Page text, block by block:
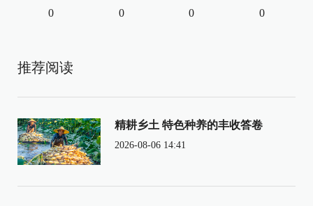
0 0 0 0
推荐阅读
精耕乡土 特色种养的丰收答卷
2026-08-06 14:41